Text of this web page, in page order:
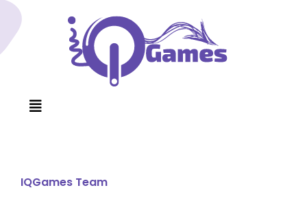
IQGames Team